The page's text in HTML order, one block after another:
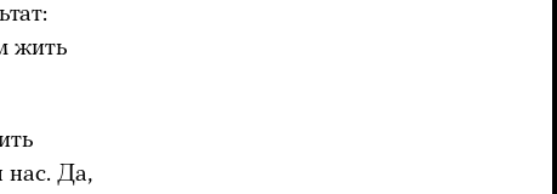
жить
нас. Да,